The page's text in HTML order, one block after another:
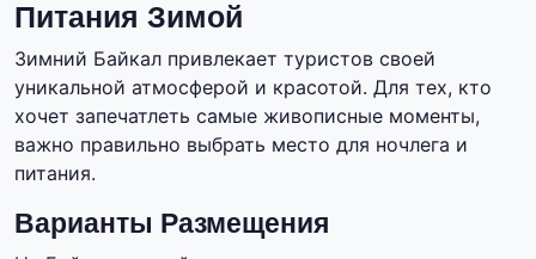
Питания Зимой
Зимний Байкал привлекает туристов своей
уникальной атмосферой и красотой. Для тех, кто
хочет запечатлеть самые живописные моменты,
важно правильно выбрать место для ночлега и
питания.
Варианты Размещения